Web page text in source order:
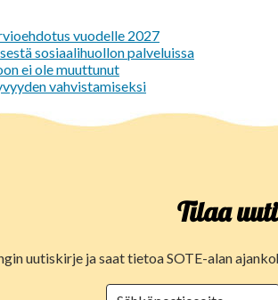
vuodelle 2027
sosiaalihuollon palveluissa
ei ole muuttunut
vahvistamiseksi
Tilaa
uutiskirje ja saat tietoa SOTE-alan